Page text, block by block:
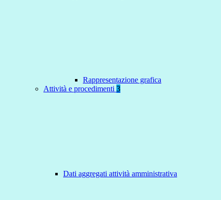
Rappresentazione grafica
Attività e procedimenti 3
Dati aggregati attività amministrativa